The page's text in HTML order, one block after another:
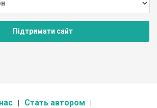
Підтримати сайт
Стать автором